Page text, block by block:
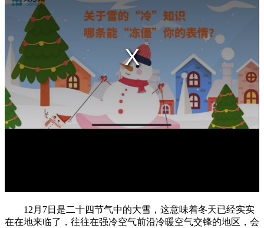
12月7日是二十四节气中的大雪，这意味着冬天已经实实
在在地来临了，往往在强冷空气前沿冷暖空气交锋的地区，会